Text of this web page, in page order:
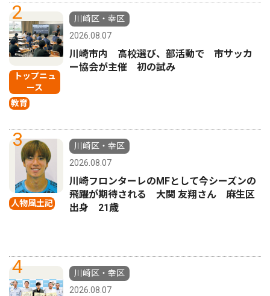
2
トップニュ
ース
教育
川崎区・幸区
2026.08.07
川崎市内 高校選び、部活動で 市サッカ
ー協会が主催 初の試み
3
人物風土記
川崎区・幸区
2026.08.07
川崎フロンターレのMFとして今シーズンの
飛躍が期待される 大関 友翔さん 麻生区
出身 21歳
4
川崎区・幸区
2026.08.07